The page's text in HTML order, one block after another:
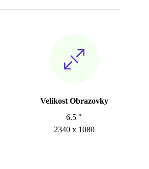
Velikost Obrazovky
6.5 "
2340 x 1080